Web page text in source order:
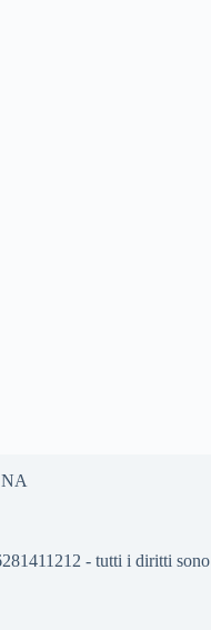
NA
- tutti i diritti sono